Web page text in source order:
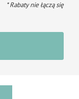
* Rabaty nie łączą się